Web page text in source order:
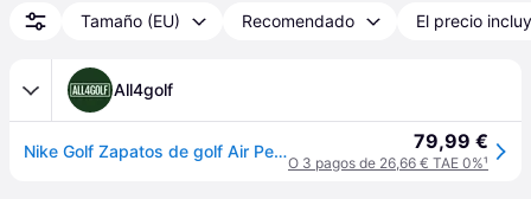
Tamaño (EU) Recomendado El precio
All4golf
Nike Golf Zapatos de golf Air Pegasus 89 G, rojo/grisblanco/ 79,99 €
O 3 pagos de 26,66 € TAE 0%¹